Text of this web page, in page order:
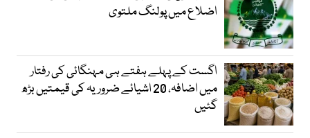
اضلاع میں پولنگ ملتوی
اگست کے پہلے ہفتے ہی مہنگائی کی رفتار
میں اضافہ، 20 اشیائے ضروریہ کی قیمتیں بڑھ
گئیں